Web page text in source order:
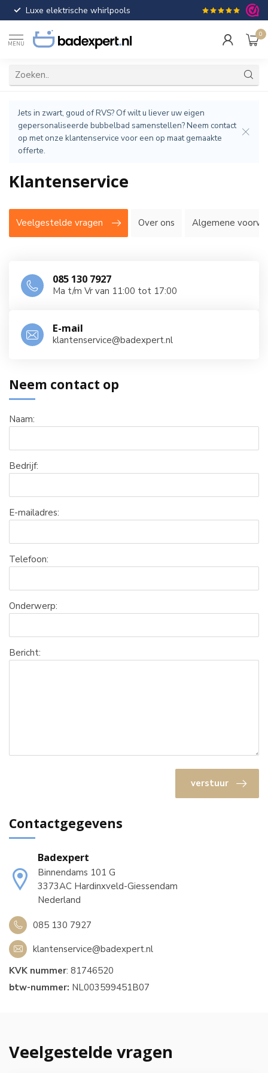
Luxe elektrische whirlpools Gratis
MENU
0
Jets in zwart, goud of RVS? Of wilt u liever uw eigen
gepersonaliseerde bubbelbad samenstellen? Neem contact
op met onze klantenservice voor een op maat gemaakte
offerte.
Klantenservice
Veelgestelde vragen Over ons Algemene
085 130 7927
Ma t/m Vr van 11:00 tot 17:00
E-mail
klantenservice@badexpert.nl
Neem contact op
Naam:
Bedrijf:
E-mailadres:
Telefoon:
Onderwerp:
Bericht:
verstuur
Contactgegevens
085 130 7927
klantenservice@badexpert.nl
KVK nummer: 81746520
btw-nummer: NL003599451B07
Badexpert
Binnendams 101 G
3373AC Hardinxveld-Giessendam
Nederland
Veelgestelde vragen